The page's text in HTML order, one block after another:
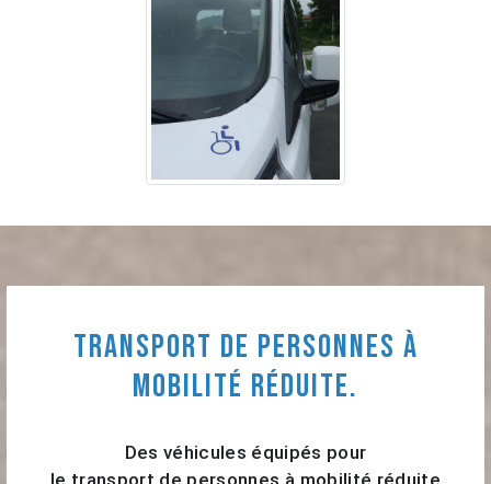
Transport de personnes à
mobilité réduite.
Des véhicules équipés pour
le transport de personnes à mobilité réduite